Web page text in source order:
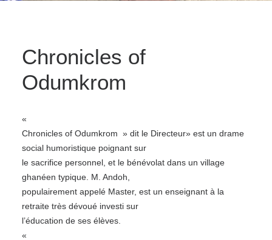
Chronicles of
Odumkrom
«
Chronicles of Odumkrom » dit le Directeur» est un drame
social humoristique poignant sur
le sacrifice personnel, et le bénévolat dans un village
ghanéen typique. M. Andoh,
populairement appelé Master, est un enseignant à la
retraite très dévoué investi sur
l’éducation de ses élèves.
«